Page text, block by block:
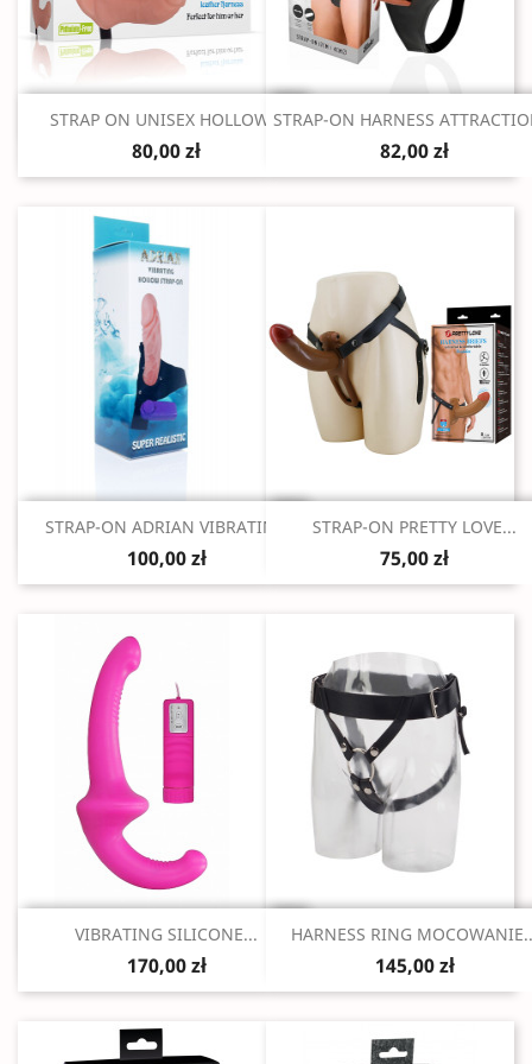
Szybki podgląd
STRAP ON UNISEX HOLLOW...
80,00 zł
 Szybki podgląd
STRAP-ON HARNESS
82,00 zł
Szybki podgląd
STRAP-ON ADRIAN VIBRATING
100,00 zł
Szybki podgląd
STRAP-ON PRETTY LOVE...
75,00 zł
Szybki podgląd
VIBRATING SILICONE...
170,00 zł
Szybki podgląd
HARNESS RING
145,00 zł